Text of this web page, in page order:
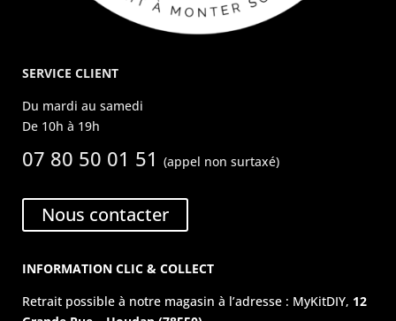
SERVICE CLIENT
Du mardi au samedi
De 10h à 19h
07 80 50 01 51(appel non surtaxé)
Nous contacter
INFORMATION CLIC & COLLECT
Retrait possible à notre magasin à l’adresse : MyKitDIY, 12